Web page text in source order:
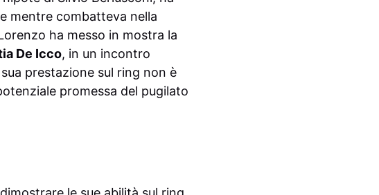
mentre combatteva nella
ha messo in mostra la
De Icco, in un incontro
prestazione sul ring non è
promessa del pugilato